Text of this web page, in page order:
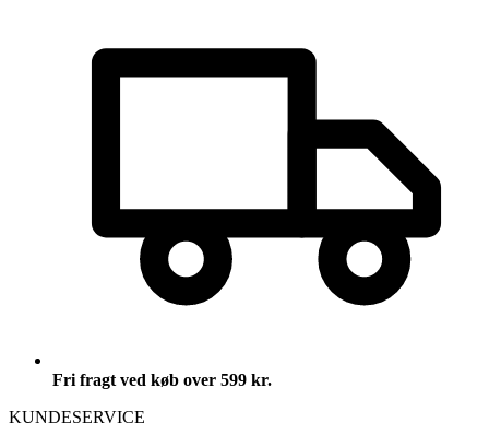
Fri fragt ved køb over 599 kr.
KUNDESERVICE